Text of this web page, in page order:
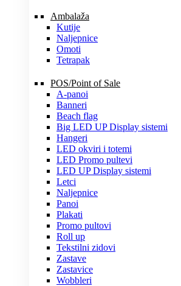
Ambalaža
Kutije
Naljepnice
Omoti
Tetrapak
POS/Point of Sale
A-panoi
Banneri
Beach flag
Big LED UP Display sistemi
Hangeri
LED okviri i totemi
LED Promo pultevi
LED UP Display sistemi
Letci
Naljepnice
Panoi
Plakati
Promo pultovi
Roll up
Tekstilni zidovi
Zastave
Zastavice
Wobbleri